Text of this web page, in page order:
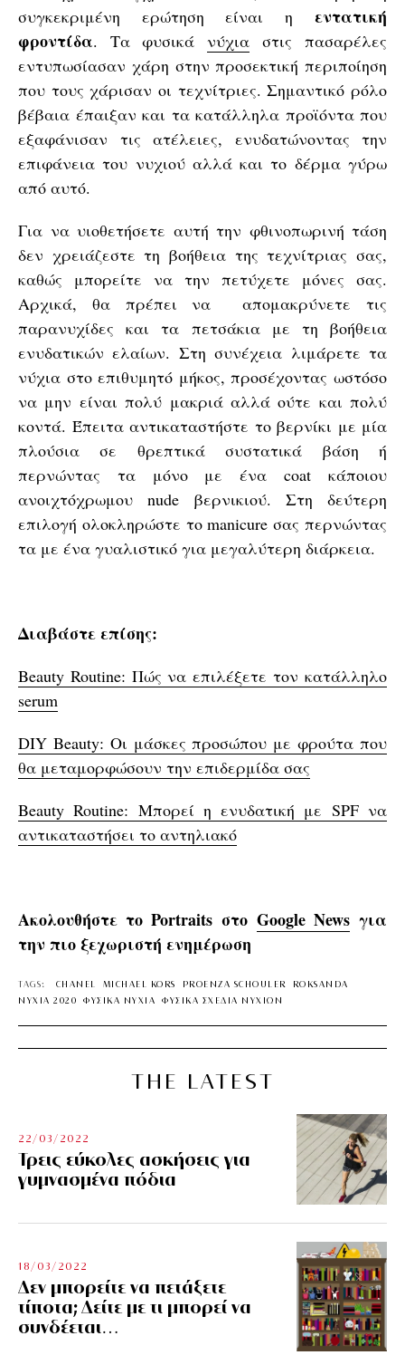
συγκεκριμένη ερώτηση είναι η εντατική
φροντίδα. Τα φυσικά νύχιαστις πασαρέλες
εντυπωσίασαν χάρη στην προσεκτική περιποίηση
που τους χάρισαν οι τεχνίτριες. Σημαντικό ρόλο
βέβαια έπαιξαν και τα κατάλληλα προϊόντα που
εξαφάνισαν τις ατέλειες, ενυδατώνοντας την
επιφάνεια του νυχιού αλλά και το δέρμα γύρω
από αυτό.
Για να υιοθετήσετε αυτή την φθινοπωρινή τάση
δεν χρειάζεστε τη βοήθεια της τεχνίτριας σας,
καθώς μπορείτε να την πετύχετε μόνες σας.
Αρχικά, θα πρέπει να απομακρύνετε τις
παρανυχίδες και τα πετσάκια με τη βοήθεια
ενυδατικών ελαίων. Στη συνέχεια λιμάρετε τα
νύχια στο επιθυμητό μήκος, προσέχοντας ωστόσο
να μην είναι πολύ μακριά αλλά ούτε και πολύ
κοντά. Έπειτα αντικαταστήστε το βερνίκι με μία
πλούσια σε θρεπτικά συστατικά βάση ή
περνώντας τα μόνο με ένα coat κάποιου
ανοιχτόχρωμου nude βερνικιού. Στη δεύτερη
επιλογή ολοκληρώστε το manicure σας περνώντας
τα με ένα γυαλιστικό για μεγαλύτερη διάρκεια.
Διαβάστε επίσης:
Beauty Routine: Πώς να επιλέξετε τον κατάλληλο
serum
DIY Beauty: Οι μάσκες προσώπου με φρούτα που
θα μεταμορφώσουν την επιδερμίδα σας
Beauty Routine: Μπορεί η ενυδατική με SPF να
αντικαταστήσει το αντηλιακό
Ακολουθήστε το Portraits στο Google Newsγια
την πιο ξεχωριστή ενημέρωση
TAGS: CHANEL MICHAEL KORS PROENZA SCHOULER
ROKSANDA
ΝΥΧΙΑ 2020
ΦΥΣΙΚΑ ΝΥΧΙΑ ΦΥΣΙΚΑ ΣΧΕΔΙΑ ΝΥΧΙΩΝ
THE LATEST
22/03/2022
Τρεις εύκολες ασκήσεις για
γυμνασμένα πόδια
18/03/2022
Δεν μπορείτε να πετάξετε
τίποτα; Δείτε με τι μπορεί να
συνδέεται…